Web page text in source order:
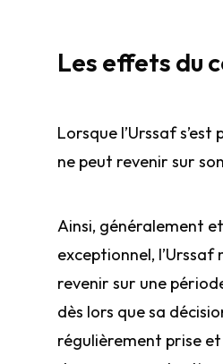
Les effets du
Lorsque l’Urssaf
ne peut revenir sur
Ainsi, généralement
exceptionnel, l’Urssaf
revenir sur une
dès lors que sa
régulièrement prise et